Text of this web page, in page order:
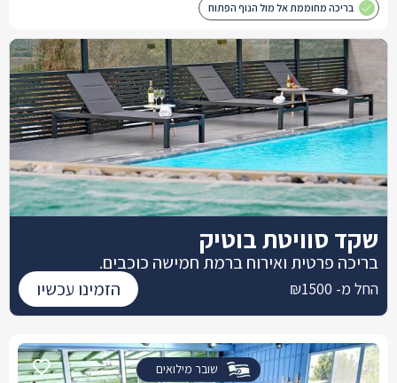
בריכה מחוממת אל מול הנוף הפתוח
שובר מילואים
שקד סוויטת בוטיק
בריכה פרטית ואירוח ברמת חמישה כוכבים.
החל מ- ₪1500 הזמינו עכשיו